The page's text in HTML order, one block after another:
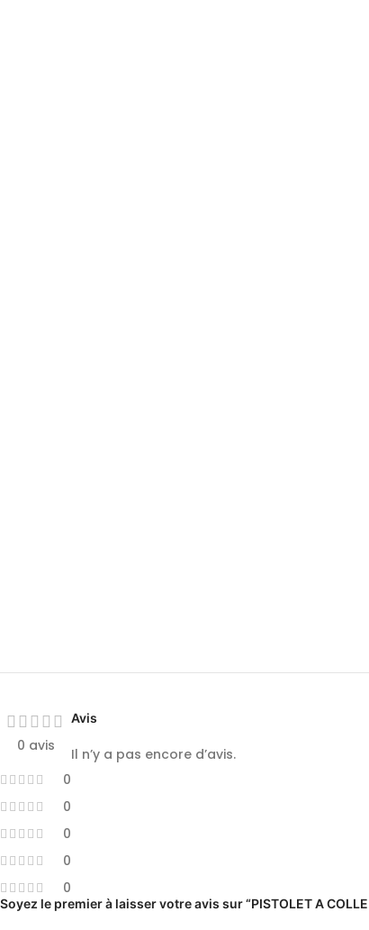
0 avis
0
0
0
0
0
Avis
Il n’y a pas encore d’avis.
Soyez le premier à laisser votre avis sur “PISTOLET A